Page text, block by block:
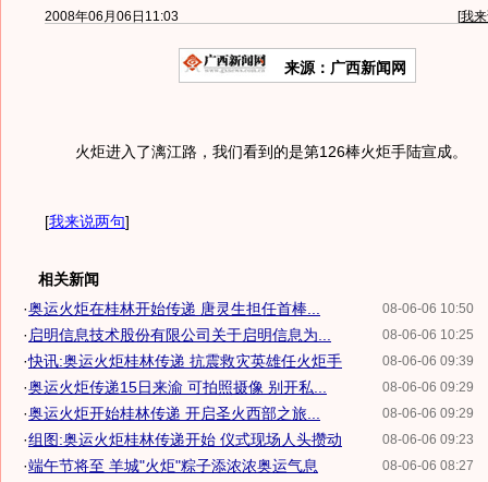
2008年06月06日11:03 [我
来源：广西新闻网
火炬进入了漓江路，我们看到的是第126棒火炬手陆宣成。
[我来说两句]
相关新闻
08-06-06 10:50
·奥运火炬在桂林开始传递 唐灵生担任首棒...
08-06-06 10:25
· 启明信息技术股份有限公司关于启明信息为...
08-06-06 09:39
·快讯:奥运火炬桂林传递 抗震救灾英雄任火炬手
08-06-06 09:29
·奥运火炬传递15日来渝 可拍照摄像 别开私...
08-06-06 09:29
·奥运火炬开始桂林传递 开启圣火西部之旅...
08-06-06 09:23
·组图:奥运火炬桂林传递开始 仪式现场人头攒动
08-06-06 08:27
·端午节将至 羊城"火炬"粽子添浓浓奥运气息